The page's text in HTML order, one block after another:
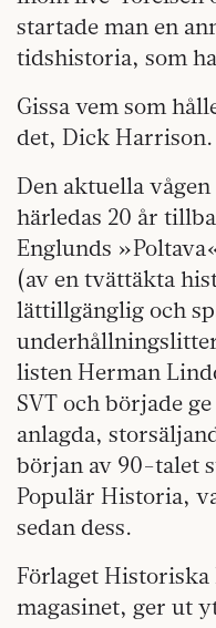
startade man en
tidshistoria, som
Gissa vem som
det, Dick Harrison.
Den aktuella
härledas 20 år
Englunds
(av en tvättäkta
lättillgänglig och
listen Herman
SVT och började
anlagda,
början av 90-talet
Populär Historia,
sedan dess.
Förlaget Historiska
magasinet, ger ut